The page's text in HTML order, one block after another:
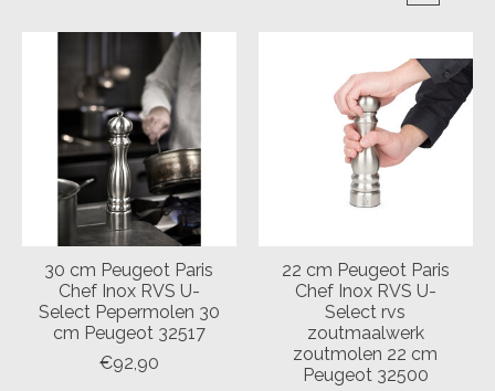
30 cm Peugeot Paris
Chef Inox RVS U-
Select Pepermolen 30
cm Peugeot 32517
€92,90
22 cm Peugeot Paris
Chef Inox RVS U-
Select rvs
zoutmaalwerk
zoutmolen 22 cm
Peugeot 32500